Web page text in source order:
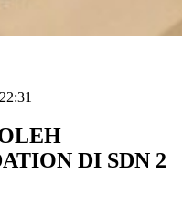
22:31
DI SDN 2